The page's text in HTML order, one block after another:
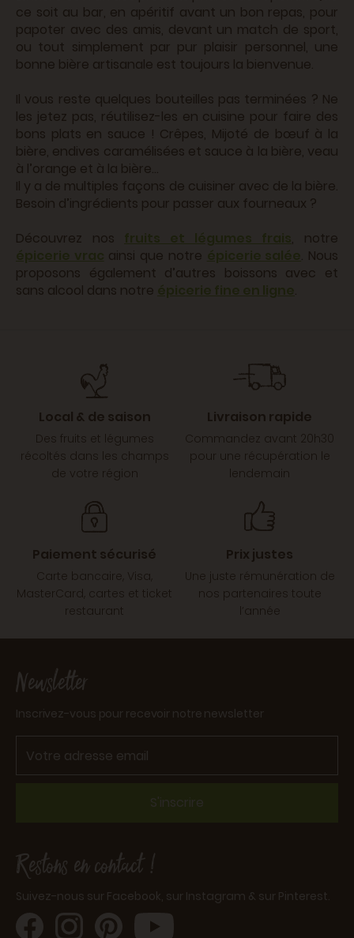
ce soit au bar, en apéritif avant un bon repas, pour
papoter avec des amis, devant un match de sport,
ou tout simplement par pur plaisir personnel, une
bonne bière artisanale est toujours la bienvenue.
Il vous reste quelques bouteilles pas terminées ? Ne
les jetez pas, réutilisez-les en cuisine pour faire des
bons plats en sauce ! Crêpes, Mijoté de bœuf à la
bière, endives caramélisées et sauce à la bière, veau
à l’orange et à la bière…
Il y a de multiples façons de cuisiner avec de la bière.
Besoin d’ingrédients pour passer aux fourneaux ?
Découvrez nos
fruits et légumes frais, notre
épicerie vrac ainsi que notre épicerie salée. Nous
proposons également d’autres boissons avec et
sans alcool dans notre épicerie fine en ligne.
Local & de saison
Des fruits et légumes
récoltés dans les champs
de votre région
Livraison rapide
Commandez avant 20h30
pour une récupération le
lendemain
Paiement sécurisé
Carte bancaire, Visa,
MasterCard, cartes et ticket
restaurant
Prix justes
Une juste rémunération de
nos partenaires toute
l’année
Newsletter
Inscrivez-vous pour recevoir notre newsletter
S'inscrire
Restons en contact !
Suivez-nous sur Facebook, sur Instagram & sur Pinterest.